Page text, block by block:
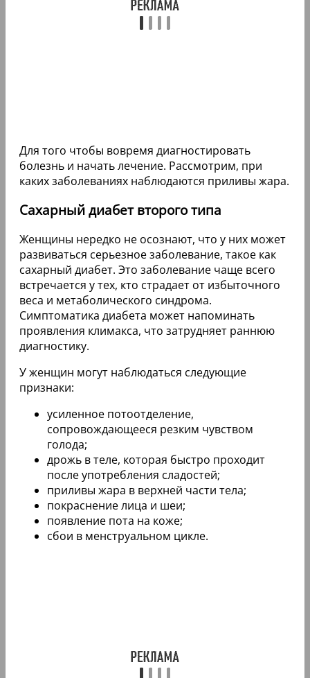
Для того чтобы вовремя диагностировать
болезнь и начать лечение. Рассмотрим, при
каких заболеваниях наблюдаются приливы жара.
Сахарный диабет второго типа
Женщины нередко не осознают, что у них может
развиваться серьезное заболевание, такое как
сахарный диабет. Это заболевание чаще всего
встречается у тех, кто страдает от избыточного
веса и метаболического синдрома.
Симптоматика диабета может напоминать
проявления климакса, что затрудняет раннюю
диагностику.
У женщин могут наблюдаться следующие
признаки:
усиленное потоотделение,
сопровождающееся резким чувством
голода;
дрожь в теле, которая быстро проходит
после употребления сладостей;
приливы жара в верхней части тела;
покраснение лица и шеи;
появление пота на коже;
сбои в менструальном цикле.